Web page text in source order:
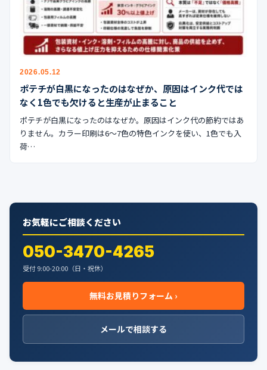
2026.05.12
ポテチが白黒になったのはなぜか、原因はインク代では
なく1色でも欠けると生産が止まること
ポテチが白黒になったのはなぜか。原因はインク代の節約ではあ
りません。カラー印刷は6〜7色の特色インクを使い、1色でも入
荷…
お気軽にご相談ください
050-3470-4265
受付 9:00-20:00（日・祝休）
無料お見積りフォーム ›
メールで相談する